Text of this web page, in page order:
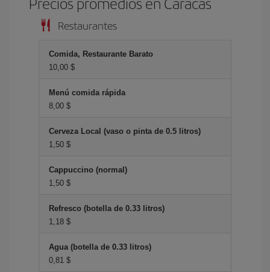
Restaurantes
Comida, Restaurante Barato
10,00 $
Menú comida rápida
8,00 $
Cerveza Local (vaso o pinta de 0.5 litros)
1,50 $
Cappuccino (normal)
1,50 $
Refresco (botella de 0.33 litros)
1,18 $
Agua (botella de 0.33 litros)
0,81 $